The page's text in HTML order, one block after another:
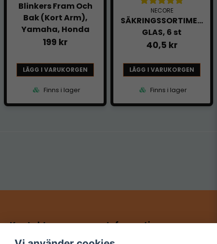
Blinkers Fram Och
Bak (Kort Arm),
Yamaha, Honda
199 kr
LÄGG I VARUKORGEN
Finns i lager
NECORE
SÄKRINGSSORTIMENT,
GLAS, 6 st
40,5 kr
LÄGG I VARUKORGEN
Finns i lager
Kontakt Information
Köp- & returvillkor